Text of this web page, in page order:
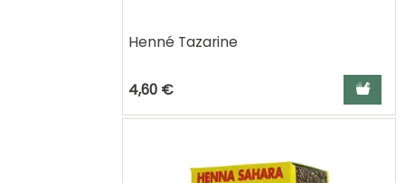
Henné Tazarine
4,60 € Ajouter